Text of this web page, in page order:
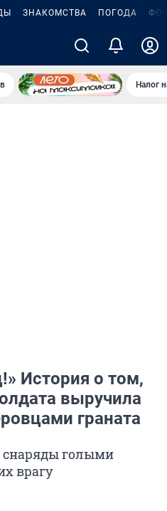
ЗНАКОМСТВА ПОГОДА
Налог
История о том,
выручила
граната
снаряды голыми
врагу